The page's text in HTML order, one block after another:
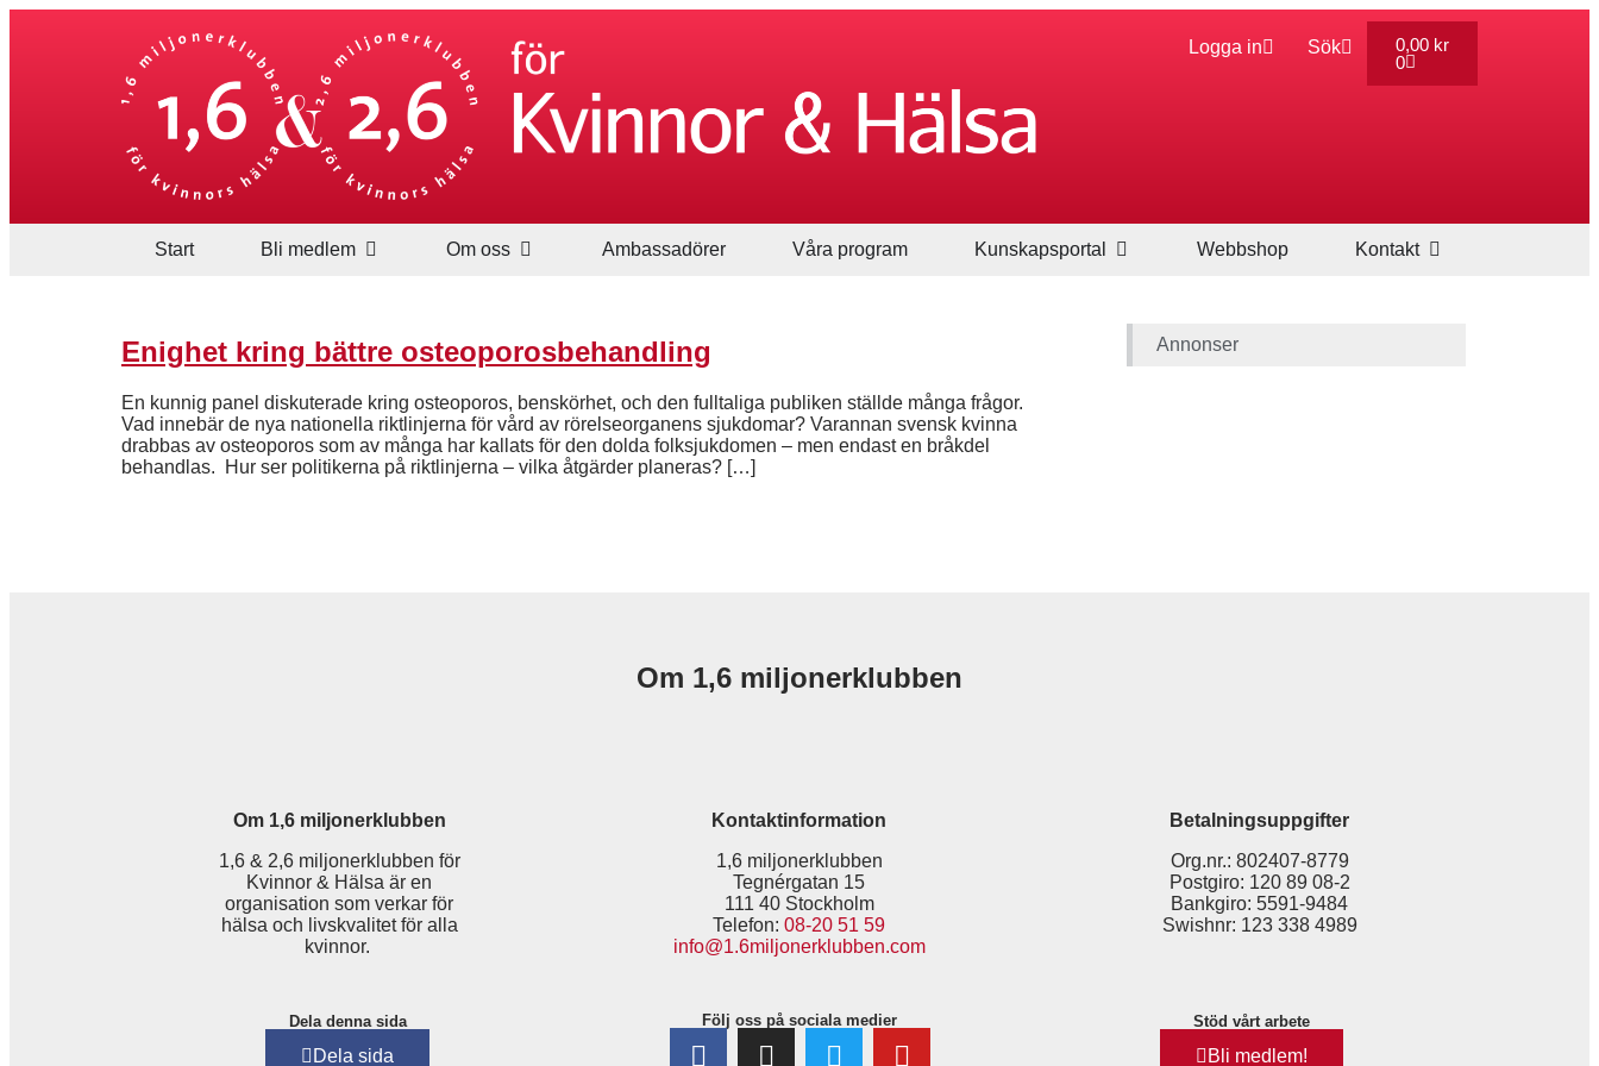
Logga in Sök 0,00 kr
0
Start Bli medlem Om oss Ambassadörer Våra program Kunskapsportal Webbshop Kontakt
Enighet kring bättre osteoporosbehandling
En kunnig panel diskuterade kring osteoporos, benskörhet, och den fulltaliga publiken ställde många frågor.
Vad innebär de nya nationella riktlinjerna för vård av rörelseorganens sjukdomar? Varannan svensk kvinna
drabbas av osteoporos som av många har kallats för den dolda folksjukdomen – men endast en bråkdel
behandlas. Hur ser politikerna på riktlinjerna – vilka åtgärder planeras? […]
Annonser
Om 1,6 miljonerklubben
Om 1,6 miljonerklubben
1,6 & 2,6 miljonerklubben för
Kvinnor & Hälsa är en
organisation som verkar för
hälsa och livskvalitet för alla
kvinnor.
Kontaktinformation
1,6 miljonerklubben
Tegnérgatan 15
111 40 Stockholm
Telefon:08-20 51 59
info@1.6miljonerklubben.com
Betalningsuppgifter
Org.nr.: 802407-8779
Postgiro: 120 89 08-2
Bankgiro: 5591-9484
Swishnr: 123 338 4989
Dela denna sida
Dela sida
Följ oss på sociala medier Stöd vårt arbete
Bli medlem!